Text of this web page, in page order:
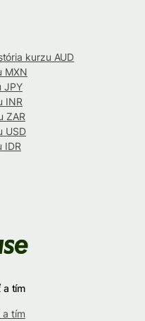
kurzu AUD
MXN
JPY
INR
ZAR
USD
IDR
a tím
a tím